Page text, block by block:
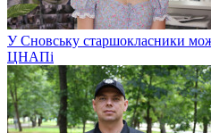
У Сновську старшокласники
ЦНАПі